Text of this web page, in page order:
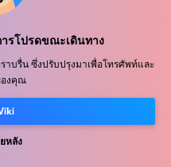
รโปรดขณะเดินทาง
าบรื่น ซึ่งปรับปรุงมาเพื่อโทรศัพท์และ
องคุณ
หลัง